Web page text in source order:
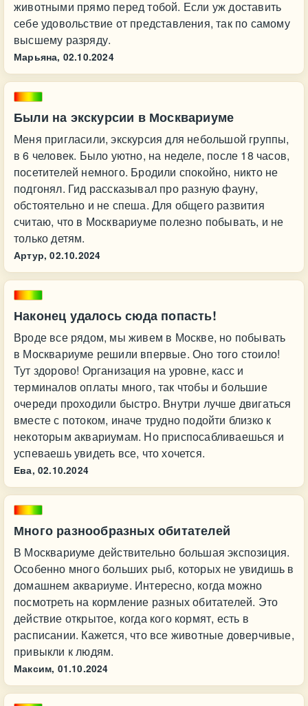
животными прямо перед тобой. Если уж доставить
себе удовольствие от представления, так по самому
высшему разряду.
Марьяна, 02.10.2024
Были на экскурсии в Москвариуме
Меня пригласили, экскурсия для небольшой группы,
в 6 человек. Было уютно, на неделе, после 18 часов,
посетителей немного. Бродили спокойно, никто не
подгонял. Гид рассказывал про разную фауну,
обстоятельно и не спеша. Для общего развития
считаю, что в Москвариуме полезно побывать, и не
только детям.
Артур, 02.10.2024
Наконец удалось сюда попасть!
Вроде все рядом, мы живем в Москве, но побывать
в Москвариуме решили впервые. Оно того стоило!
Тут здорово! Организация на уровне, касс и
терминалов оплаты много, так чтобы и большие
очереди проходили быстро. Внутри лучше двигаться
вместе с потоком, иначе трудно подойти близко к
некоторым аквариумам. Но приспосабливаешься и
успеваешь увидеть все, что хочется.
Ева, 02.10.2024
Много разнообразных обитателей
В Москвариуме действительно большая экспозиция.
Особенно много больших рыб, которых не увидишь в
домашнем аквариуме. Интересно, когда можно
посмотреть на кормление разных обитателей. Это
действие открытое, когда кого кормят, есть в
расписании. Кажется, что все животные доверчивые,
привыкли к людям.
Максим, 01.10.2024